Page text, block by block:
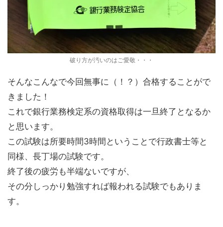
破り方が汚いのはご愛敬・・・
そんなこんなで今回無事に（！？）合格することがで
きました！
これで銀行業務検定系の資格取得は一旦終了となるか
と思います。
この試験は所要時間3時間ということで行政書士等と
同様、長丁場の試験です。
終了後の疲労も半端ないですが、
その分しっかり勉強すれば報われる試験でもありま
す。